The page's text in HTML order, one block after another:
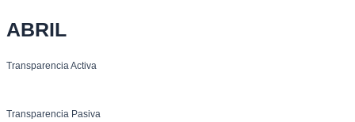
ABRIL
Transparencia Activa
Transparencia Pasiva